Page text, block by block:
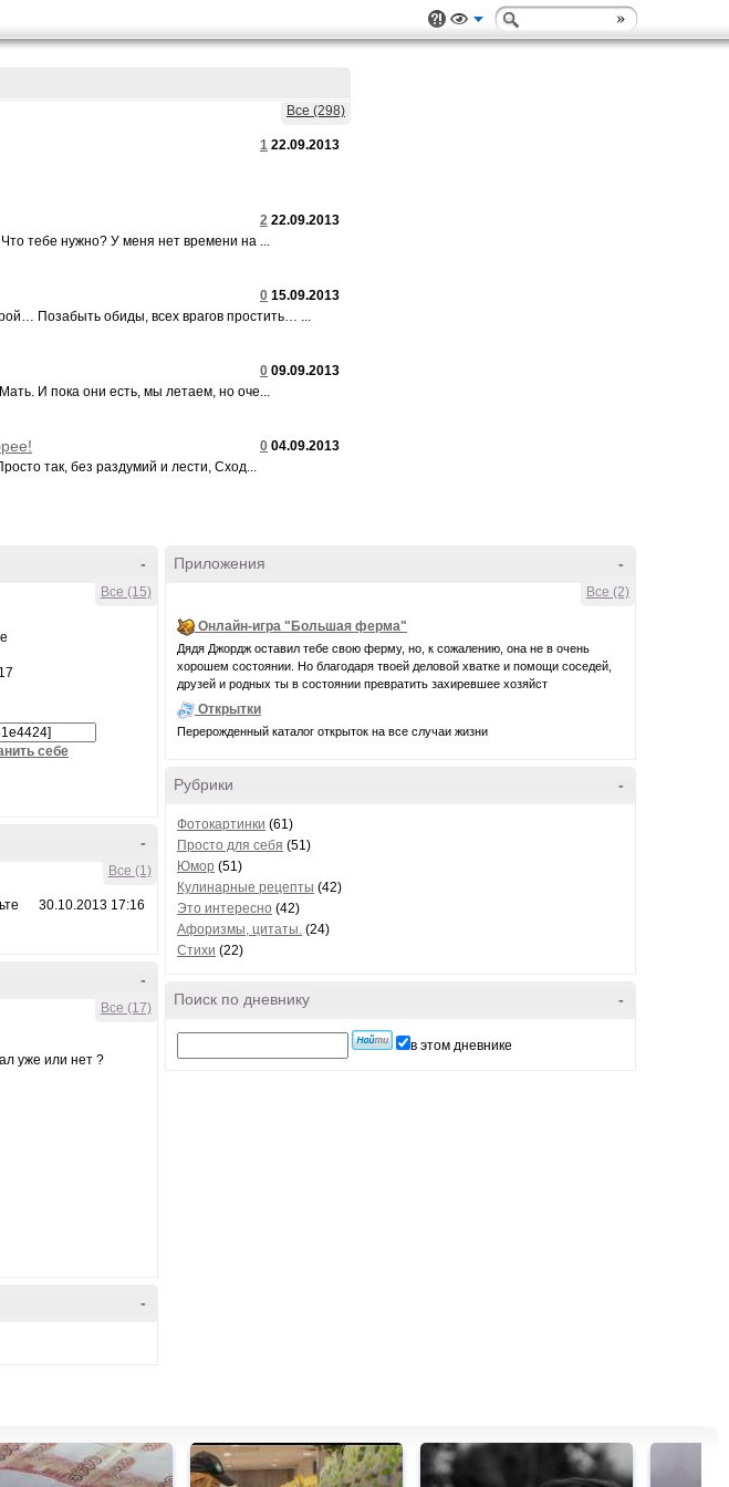
Все (298)
1 22.09.2013
2 22.09.2013
тебе нужно? У меня нет времени на ...
0 15.09.2013
Позабыть обиды, всех врагов простить… ...
0 09.09.2013
И пока они есть, мы летаем, но оче...
0 04.09.2013
так, без раздумий и лести, Сход...
-
Все (15)
себе
-
Все (1)
30.10.2013 17:16
-
Все (17)
уже или нет ?
-
-
Приложения
Все (2)
Онлайн-игра "Большая ферма"
Дядя Джордж оставил тебе свою ферму, но, к сожалению, она не в очень
хорошем состоянии. Но благодаря твоей деловой хватке и помощи соседей,
друзей и родных ты в состоянии превратить захиревшее хозяйст
Открытки
Перерожденный каталог открыток на все случаи жизни
-
Рубрики
Фотокартинки (61)
Просто для себя (51)
Юмор (51)
Кулинарные рецепты (42)
Это интересно (42)
Афоризмы, цитаты. (24)
Стихи (22)
-
Поиск по дневнику
в этом дневнике